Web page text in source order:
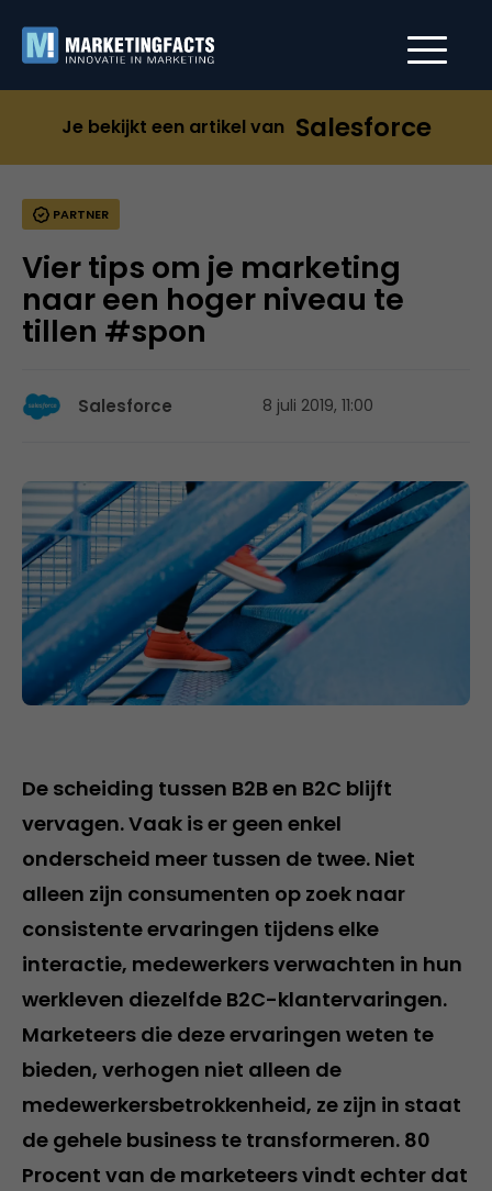
Je bekijkt een artikel van Salesforce
PARTNER
Vier tips om je marketing
naar een hoger niveau te
tillen #spon
Salesforce 8 juli 2019, 11:00
De scheiding tussen B2B en B2C blijft
vervagen. Vaak is er geen enkel
onderscheid meer tussen de twee. Niet
alleen zijn consumenten op zoek naar
consistente ervaringen tijdens elke
interactie, medewerkers verwachten in hun
werkleven diezelfde B2C-klantervaringen.
Marketeers die deze ervaringen weten te
bieden, verhogen niet alleen de
medewerkersbetrokkenheid, ze zijn in staat
de gehele business te transformeren. 80
Procent van de marketeers vindt echter dat